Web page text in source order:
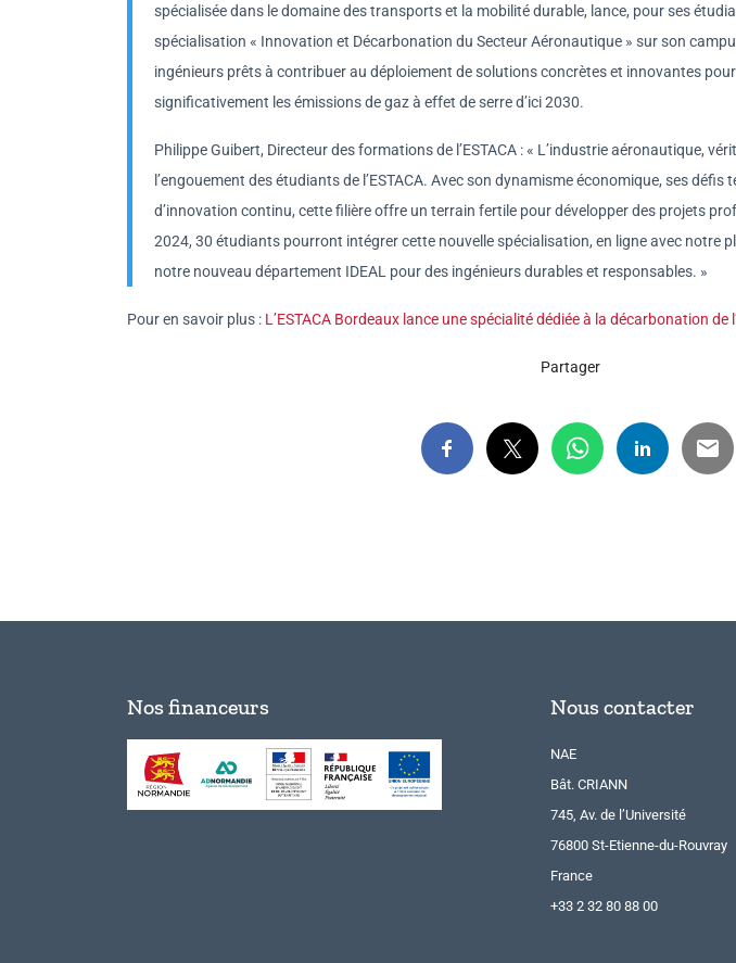
spécialisée dans le domaine des transports et la mobilité durable, lance, pour ses
spécialisation « Innovation et Décarbonation du Secteur Aéronautique » sur son
ingénieurs prêts à contribuer au déploiement de solutions concrètes et innovantes
significativement les émissions de gaz à effet de serre d’ici 2030.
Philippe Guibert, Directeur des formations de l’ESTACA : « L’industrie aéronautique,
l’engouement des étudiants de l’ESTACA. Avec son dynamisme économique, ses
d’innovation continu, cette filière offre un terrain fertile pour développer des projets
2024, 30 étudiants pourront intégrer cette nouvelle spécialisation, en ligne avec notre
notre nouveau département IDEAL pour des ingénieurs durables et responsables. »
Pour en savoir plus : L’ESTACA Bordeaux lance une spécialité dédiée à la décarbonation de
Partager
Nos financeurs Nous contacter
NAE
Bât. CRIANN
745, Av. de l’Université
76800 St-Etienne-du-Rouvray
France
+33 2 32 80 88 00